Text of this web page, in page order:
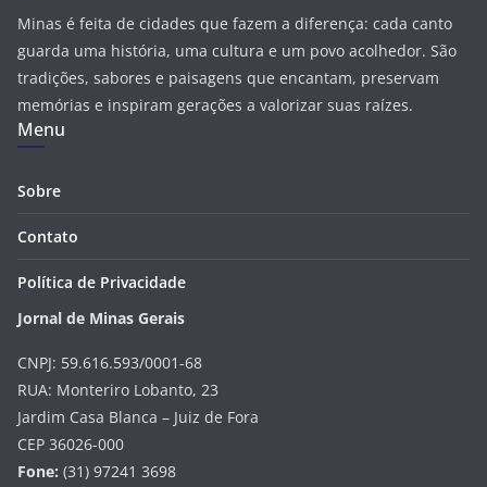
Minas é feita de cidades que fazem a diferença: cada canto
guarda uma história, uma cultura e um povo acolhedor. São
tradições, sabores e paisagens que encantam, preservam
memórias e inspiram gerações a valorizar suas raízes.
Menu
Sobre
Contato
Política de Privacidade
Jornal de Minas Gerais
CNPJ: 59.616.593/0001-68
RUA: Monteriro Lobanto, 23
Jardim Casa Blanca – Juiz de Fora
CEP 36026-000
Fone: (31) 97241 3698